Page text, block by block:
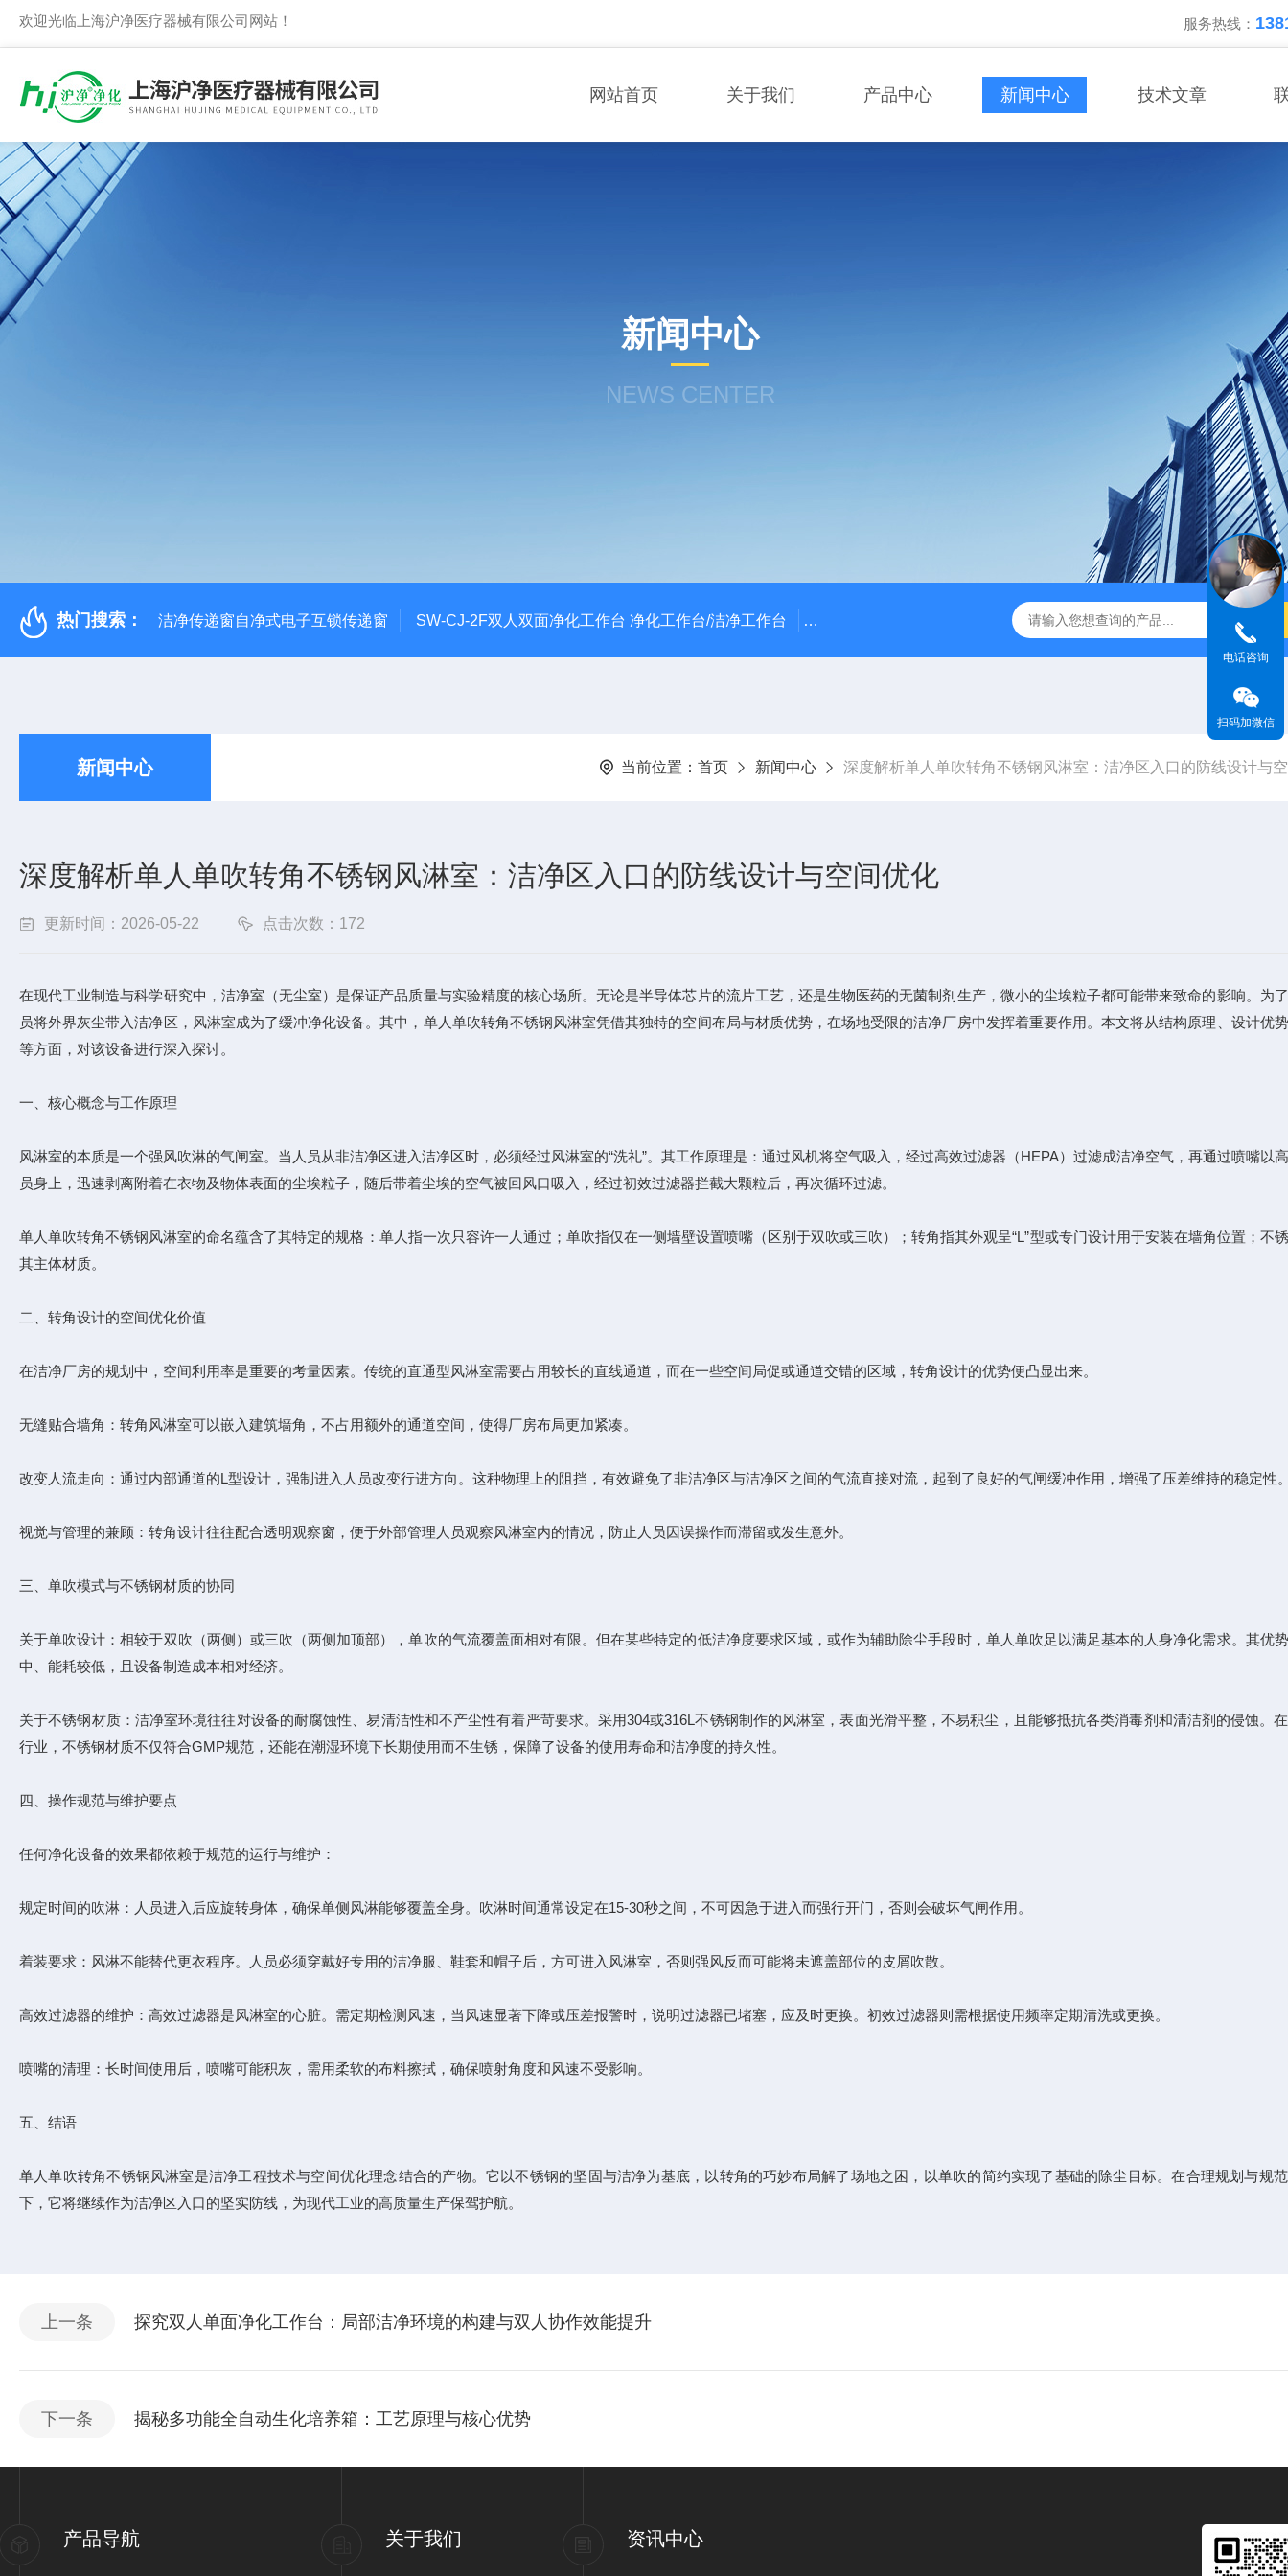
欢迎光临上海沪净医疗器械有限公司网站！ 服务热线：
网站首页 关于我们 产品中心 新闻中心 技术文章
新闻中心
NEWS CENTER
热门搜索： 洁净传递窗自净式电子互锁传递窗 SW-CJ-2F双人双面净化工作台 净化工作台/洁净工作台 FLY-1型风量仪 BHC-1300IIA/B3生物安全柜哪家好 SW-CJ-
新闻中心 当前位置： 首页 新闻中心 深度解析单人单吹转角不锈钢风淋室：洁净区入口的防线设计与
深度解析单人单吹转角不锈钢风淋室：洁净区入口的防线设计与空间优化
更新时间：2026-05-22 点击次数：172
在现代工业制造与科学研究中，洁净室（无尘室）是保证产品质量与实验精度的核心场所。无论是半导体芯片的流片工艺，还是生物医药的无菌制剂生产，微小的尘埃粒子都可能带来致命的影响。为
员将外界灰尘带入洁净区，风淋室成为了缓冲净化设备。其中，单人单吹转角不锈钢风淋室凭借其独特的空间布局与材质优势，在场地受限的洁净厂房中发挥着重要作用。本文将从结构原理、设计优
等方面，对该设备进行深入探讨。
一、核心概念与工作原理
风淋室的本质是一个强风吹淋的气闸室。当人员从非洁净区进入洁净区时，必须经过风淋室的“洗礼”。其工作原理是：通过风机将空气吸入，经过高效过滤器（HEPA）过滤成洁净空气，再通过喷嘴以
员身上，迅速剥离附着在衣物及物体表面的尘埃粒子，随后带着尘埃的空气被回风口吸入，经过初效过滤器拦截大颗粒后，再次循环过滤。
单人单吹转角不锈钢风淋室的命名蕴含了其特定的规格：单人指一次只容许一人通过；单吹指仅在一侧墙壁设置喷嘴（区别于双吹或三吹）；转角指其外观呈“L”型或专门设计用于安装在墙角位置；不
其主体材质。
二、转角设计的空间优化价值
在洁净厂房的规划中，空间利用率是重要的考量因素。传统的直通型风淋室需要占用较长的直线通道，而在一些空间局促或通道交错的区域，转角设计的优势便凸显出来。
无缝贴合墙角：转角风淋室可以嵌入建筑墙角，不占用额外的通道空间，使得厂房布局更加紧凑。
改变人流走向：通过内部通道的L型设计，强制进入人员改变行进方向。这种物理上的阻挡，有效避免了非洁净区与洁净区之间的气流直接对流，起到了良好的气闸缓冲作用，增强了压差维持的稳定性
视觉与管理的兼顾：转角设计往往配合透明观察窗，便于外部管理人员观察风淋室内的情况，防止人员因误操作而滞留或发生意外。
三、单吹模式与不锈钢材质的协同
关于单吹设计：相较于双吹（两侧）或三吹（两侧加顶部），单吹的气流覆盖面相对有限。但在某些特定的低洁净度要求区域，或作为辅助除尘手段时，单人单吹足以满足基本的人身净化需求。其优
中、能耗较低，且设备制造成本相对经济。
关于不锈钢材质：洁净室环境往往对设备的耐腐蚀性、易清洁性和不产尘性有着严苛要求。采用304或316L不锈钢制作的风淋室，表面光滑平整，不易积尘，且能够抵抗各类消毒剂和清洁剂的侵蚀。
行业，不锈钢材质不仅符合GMP规范，还能在潮湿环境下长期使用而不生锈，保障了设备的使用寿命和洁净度的持久性。
四、操作规范与维护要点
任何净化设备的效果都依赖于规范的运行与维护：
规定时间的吹淋：人员进入后应旋转身体，确保单侧风淋能够覆盖全身。吹淋时间通常设定在15-30秒之间，不可因急于进入而强行开门，否则会破坏气闸作用。
着装要求：风淋不能替代更衣程序。人员必须穿戴好专用的洁净服、鞋套和帽子后，方可进入风淋室，否则强风反而可能将未遮盖部位的皮屑吹散。
高效过滤器的维护：高效过滤器是风淋室的心脏。需定期检测风速，当风速显著下降或压差报警时，说明过滤器已堵塞，应及时更换。初效过滤器则需根据使用频率定期清洗或更换。
喷嘴的清理：长时间使用后，喷嘴可能积灰，需用柔软的布料擦拭，确保喷射角度和风速不受影响。
五、结语
单人单吹转角不锈钢风淋室是洁净工程技术与空间优化理念结合的产物。它以不锈钢的坚固与洁净为基底，以转角的巧妙布局解了场地之困，以单吹的简约实现了基础的除尘目标。在合理规划与规
下，它将继续作为洁净区入口的坚实防线，为现代工业的高质量生产保驾护航。
上一条 探究双人单面净化工作台：局部洁净环境的构建与双人协作效能提升
下一条 揭秘多功能全自动生化培养箱：工艺原理与核心优势
产品导航 关于我们 资讯中心
电话咨询
扫码加微信